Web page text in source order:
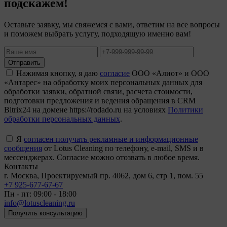
подскажем!
Оставьте заявку, мы свяжемся с вами, ответим на все вопросы
и поможем выбрать услугу, подходящую именно вам!
Отправить
Нажимая кнопку, я даю согласие ООО «Алиот» и ООО
«Антарес» на обработку моих персональных данных для
обработки заявки, обратной связи, расчета стоимости,
подготовки предложения и ведения обращения в CRM
Bitrix24 на домене https://rodado.ru на условиях Политики
обработки персональных данных.
Я согласен получать рекламные и информационные
сообщения от Lotus Cleaning по телефону, e-mail, SMS и в
мессенджерах. Согласие можно отозвать в любое время.
Контакты
г. Москва, Проектируемый пр. 4062, дом 6, стр 1, пом. 55
+7 925-677-67-67
Пн - пт: 09:00 - 18:00
info@lotuscleaning.ru
Получить консультацию